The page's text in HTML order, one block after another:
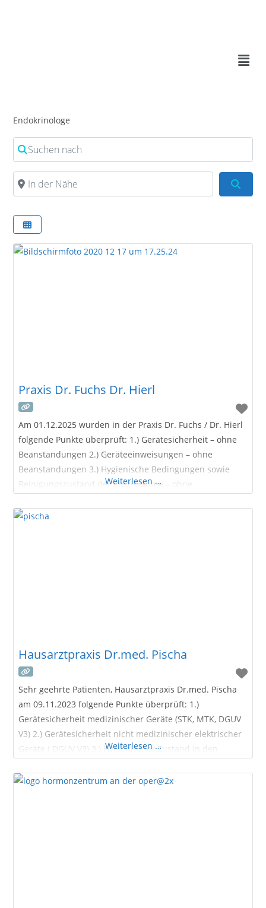
Endokrinologe
Suchen nach
In der Nähe
Praxis Dr. Fuchs Dr. Hierl
Am 01.12.2025 wurden in der Praxis Dr. Fuchs / Dr. Hierl
folgende Punkte überprüft: 1.) Gerätesicherheit – ohne
Beanstandungen 2.) Geräteeinweisungen – ohne
Beanstandungen 3.) Hygienische Bedingungen sowie
Reinigungszustand der Praxisräume – ohne
Weiterlesen …
Hausarztpraxis Dr.med. Pischa
Sehr geehrte Patienten, Hausarztpraxis Dr.med. Pischa
am 09.11.2023 folgende Punkte überprüft: 1.)
Gerätesicherheit medizinischer Geräte (STK, MTK, DGUV
V3) 2.) Gerätesicherheit nicht medizinischer elektrischer
Geräte ( DGUV V3) 3.) Hygienischer Zustand in den
Geräteeinweisungen nach MPG
Weiterlesen …